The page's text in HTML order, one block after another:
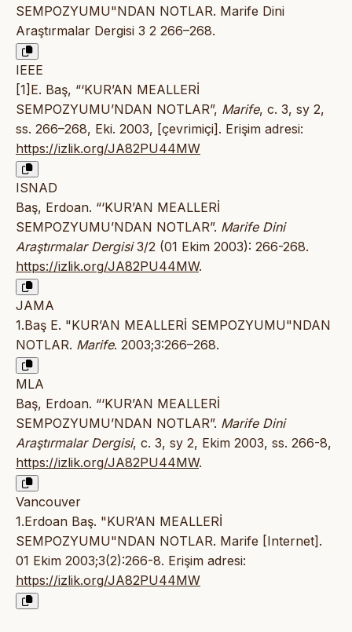
SEMPOZYUMU"NDAN NOTLAR. Marife Dini
Araştırmalar Dergisi 3 2 266–268.
IEEE
[1]E. Baş, “‘KUR’AN MEALLERİ
SEMPOZYUMU’NDAN NOTLAR”, Marife, c. 3, sy 2,
ss. 266–268, Eki. 2003, [çevrimiçi]. Erişim adresi:
https://izlik.org/JA82PU44MW
ISNAD
Baş, Erdoan. “‘KUR’AN MEALLERİ
SEMPOZYUMU’NDAN NOTLAR”. Marife Dini
Araştırmalar Dergisi3/2 (01 Ekim 2003): 266-268.
https://izlik.org/JA82PU44MW.
JAMA
1.Baş E. "KUR’AN MEALLERİ SEMPOZYUMU"NDAN
NOTLAR. Marife. 2003;3:266–268.
MLA
Baş, Erdoan. “‘KUR’AN MEALLERİ
SEMPOZYUMU’NDAN NOTLAR”. Marife Dini
Araştırmalar Dergisi, c. 3, sy 2, Ekim 2003, ss. 266-8,
https://izlik.org/JA82PU44MW.
Vancouver
1.Erdoan Baş. "KUR’AN MEALLERİ
SEMPOZYUMU"NDAN NOTLAR. Marife [Internet].
01 Ekim 2003;3(2):266-8. Erişim adresi:
https://izlik.org/JA82PU44MW